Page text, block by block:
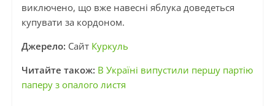
виключено, що вже навесні яблука доведеться
купувати за кордоном.
Джерело: Сайт Куркуль
Читайте також: В Україні випустили першу партію
паперу з опалого листя